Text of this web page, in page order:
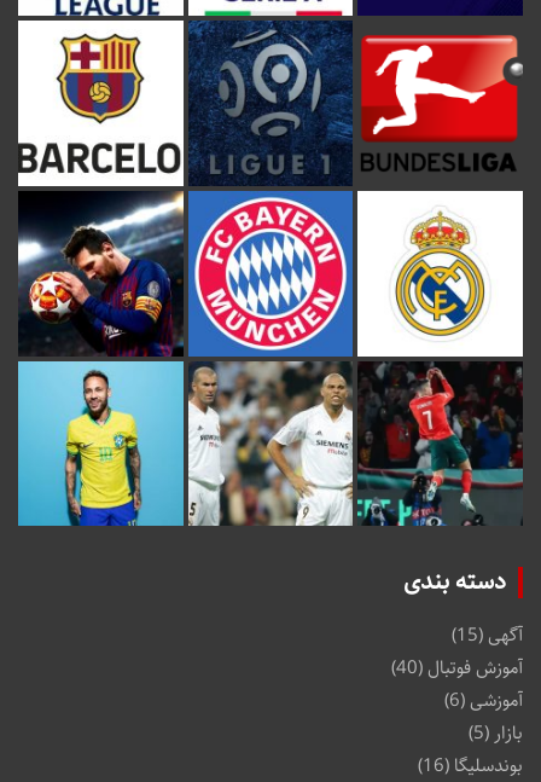
دسته بندی
آگهی(15)
آموزش فوتبال (40)
آموزشی(6)
بازار (5)
بوندسلیگا (16)